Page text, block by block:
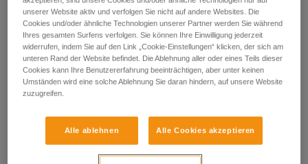
unserer Website aktiv und verfolgen Sie nicht auf andere Websites. Die
Cookies und/oder ähnliche Technologien unserer Partner werden Sie während
Ihres gesamten Surfens verfolgen. Sie können Ihre Einwilligung jederzeit
widerrufen, indem Sie auf den Link „Cookie-Einstellungen“ klicken, der sich am
unteren Rand der Website befindet. Die Ablehnung aller oder eines Teils dieser
Cookies kann Ihre Benutzererfahrung beeinträchtigen, aber unter keinen
Umständen wird eine solche Ablehnung Sie daran hindern, auf unsere Website
zuzugreifen.
Alle ablehnen Alle Cookies akzeptieren